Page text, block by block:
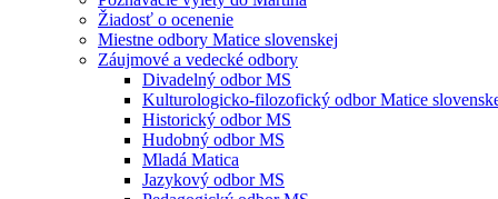
Žiadosť o ocenenie
Miestne odbory Matice slovenskej
Záujmové a vedecké odbory
Divadelný odbor MS
Kulturologicko-filozofický odbor Matice
Historický odbor MS
Hudobný odbor MS
Mladá Matica
Jazykový odbor MS